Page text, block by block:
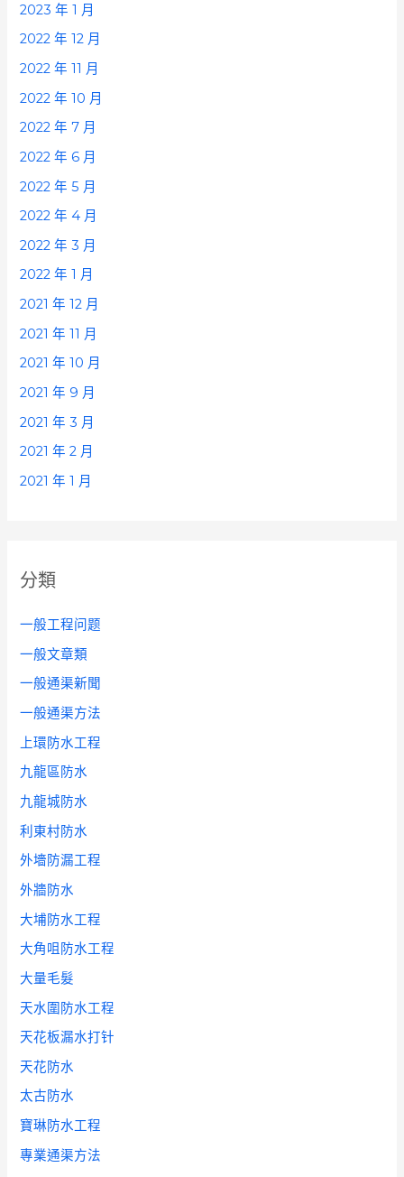
2023 年 1 月
2022 年 12 月
2022 年 11 月
2022 年 10 月
2022 年 7 月
2022 年 6 月
2022 年 5 月
2022 年 4 月
2022 年 3 月
2022 年 1 月
2021 年 12 月
2021 年 11 月
2021 年 10 月
2021 年 9 月
2021 年 3 月
2021 年 2 月
2021 年 1 月
分類
一般工程问题
一般文章類
一般通渠新聞
一般通渠方法
上環防水工程
九龍區防水
九龍城防水
利東村防水
外墻防漏工程
外牆防水
大埔防水工程
大角咀防水工程
大量毛髮
天水圍防水工程
天花板漏水打针
天花防水
太古防水
寶琳防水工程
專業通渠方法